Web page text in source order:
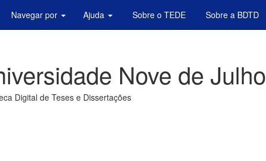
Navegar por Ajuda Sobre o TEDE Sobre a BDTD
Nove de Julho
Digital de Teses e Dissertações